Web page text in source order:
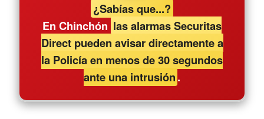
¿Sabías que...?
En Chinchón las alarmas Securitas
Direct pueden avisar directamente a
la Policía en menos de 30 segundos
ante una intrusión.